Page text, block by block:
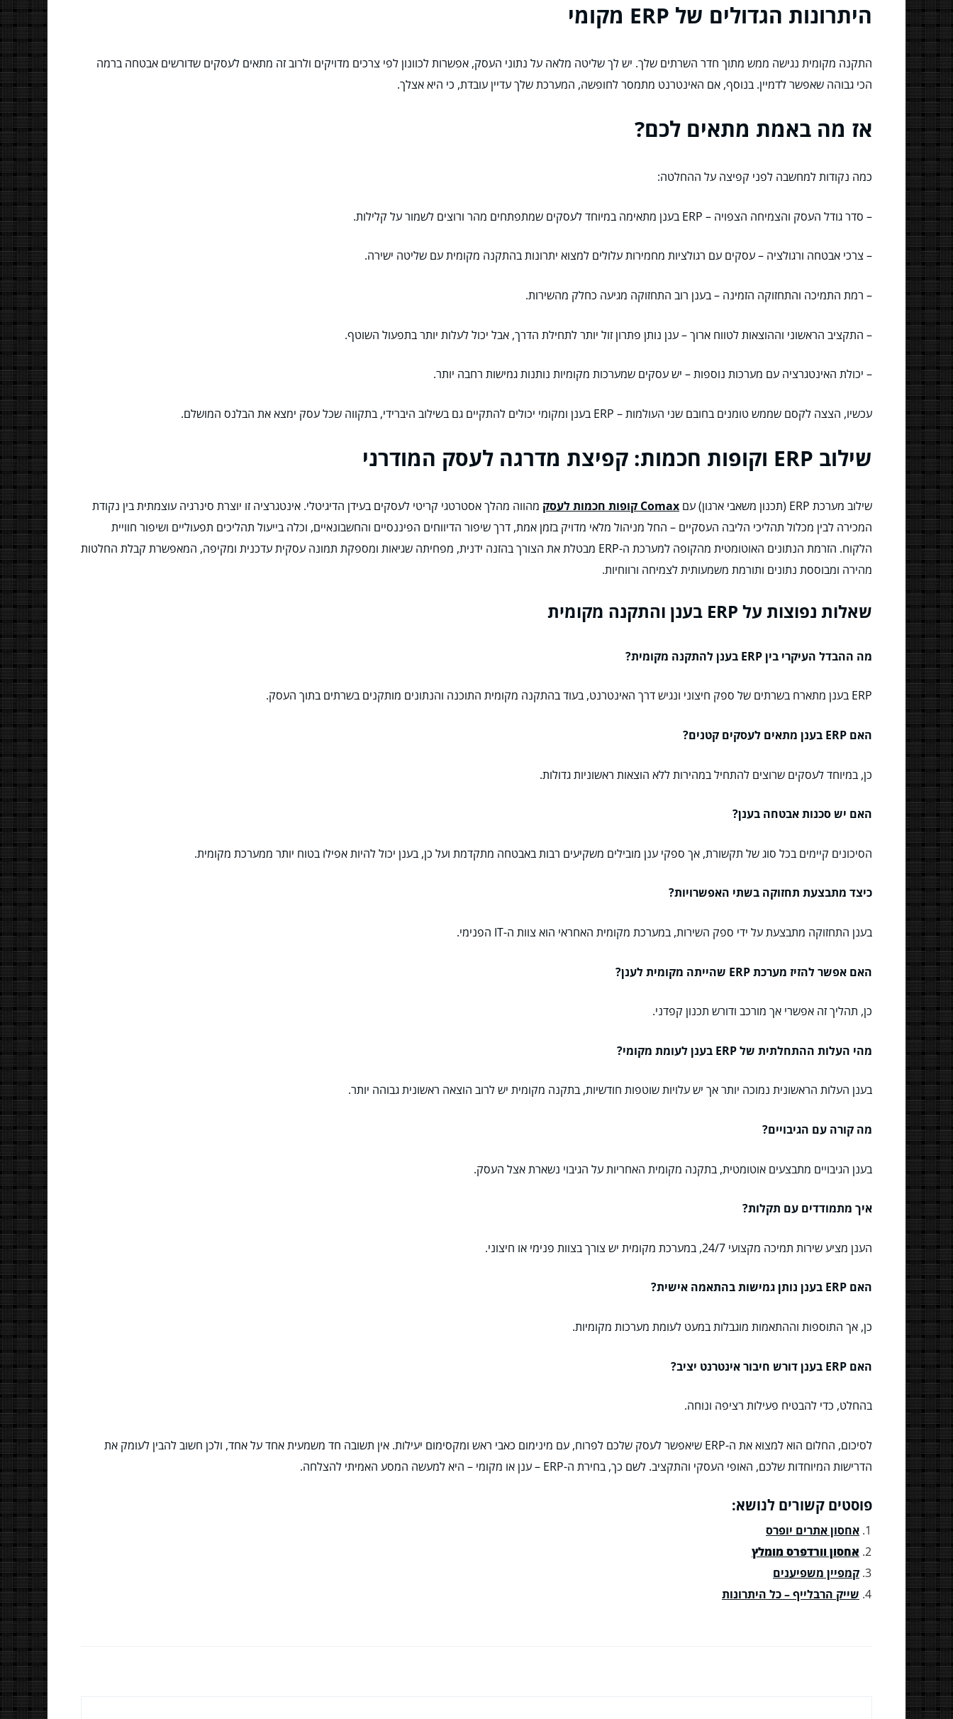
היתרונות הגדולים של ERP מקומי
התקנה מקומית נגישה ממש מתוך חדר השרתים שלך. יש לך שליטה מלאה על נתוני העסק, אפשרות לכוונון לפי צרכים מדויקים ולרוב זה מתאים לעסקים שדורשים אבטחה ברמה
הכי גבוהה שאפשר לדמיין. בנוסף, אם האינטרנט מתמסר לחופשה, המערכת שלך עדיין עובדת, כי היא אצלך.
אז מה באמת מתאים לכם?
כמה נקודות למחשבה לפני קפיצה על ההחלטה:
– סדר גודל העסק והצמיחה הצפויה – ERP בענן מתאימה במיוחד לעסקים שמתפתחים מהר ורוצים לשמור על קלילות.
– צרכי אבטחה ורגולציה – עסקים עם רגולציות מחמירות עלולים למצוא יתרונות בהתקנה מקומית עם שליטה ישירה.
– רמת התמיכה והתחזוקה הזמינה – בענן רוב התחזוקה מגיעה כחלק מהשירות.
– התקציב הראשוני וההוצאות לטווח ארוך – ענן נותן פתרון זול יותר לתחילת הדרך, אבל יכול לעלות יותר בתפעול השוטף.
– יכולת האינטגרציה עם מערכות נוספות – יש עסקים שמערכות מקומיות נותנות גמישות רחבה יותר.
עכשיו, הצצה לקסם שממש טומנים בחובם שני העולמות – ERP בענן ומקומי יכולים להתקיים גם בשילוב היברידי, בתקווה שכל עסק ימצא את הבלנס המושלם.
שילוב ERP וקופות חכמות: קפיצת מדרגה לעסק המודרני
שילוב מערכת ERP (תכנון משאבי ארגון) עם Comax קופות חכמות לעסק
מהווה מהלך אסטרטגי קריטי לעסקים בעידן הדיגיטלי. אינטגרציה זו יוצרת סינרגיה עוצמתית בין נקודת
המכירה לבין מכלול תהליכי הליבה העסקיים – החל מניהול מלאי מדויק בזמן אמת, דרך שיפור הדיווחים הפיננסיים והחשבונאיים, וכלה בייעול תהליכים תפעוליים ושיפור חוויית
הלקוח. הזרמת הנתונים האוטומטית מהקופה למערכת ה-ERP מבטלת את הצורך בהזנה ידנית, מפחיתה שגיאות ומספקת תמונה עסקית עדכנית ומקיפה, המאפשרת קבלת החלטות
מהירה ומבוססת נתונים ותורמת משמעותית לצמיחה ורווחיות.
שאלות נפוצות על ERP בענן והתקנה מקומית
מה ההבדל העיקרי בין ERP בענן להתקנה מקומית?
ERP בענן מתארח בשרתים של ספק חיצוני ונגיש דרך האינטרנט, בעוד בהתקנה מקומית התוכנה והנתונים מותקנים בשרתים בתוך העסק.
האם ERP בענן מתאים לעסקים קטנים?
כן, במיוחד לעסקים שרוצים להתחיל במהירות ללא הוצאות ראשוניות גדולות.
האם יש סכנות אבטחה בענן?
הסיכונים קיימים בכל סוג של תקשורת, אך ספקי ענן מובילים משקיעים רבות באבטחה מתקדמת ועל כן, בענן יכול להיות אפילו בטוח יותר ממערכת מקומית.
כיצד מתבצעת תחזוקה בשתי האפשרויות?
בענן התחזוקה מתבצעת על ידי ספק השירות, במערכת מקומית האחראי הוא צוות ה-IT הפנימי.
האם אפשר להזיז מערכת ERP שהייתה מקומית לענן?
כן, תהליך זה אפשרי אך מורכב ודורש תכנון קפדני.
מהי העלות ההתחלתית של ERP בענן לעומת מקומי?
בענן העלות הראשונית נמוכה יותר אך יש עלויות שוטפות חודשיות, בתקנה מקומית יש לרוב הוצאה ראשונית גבוהה יותר.
מה קורה עם הגיבויים?
בענן הגיבויים מתבצעים אוטומטית, בתקנה מקומית האחריות על הגיבוי נשארת אצל העסק.
איך מתמודדים עם תקלות?
הענן מציע שירות תמיכה מקצועי 24/7, במערכת מקומית יש צורך בצוות פנימי או חיצוני.
האם ERP בענן נותן גמישות בהתאמה אישית?
כן, אך התוספות וההתאמות מוגבלות במעט לעומת מערכות מקומיות.
האם ERP בענן דורש חיבור אינטרנט יציב?
בהחלט, כדי להבטיח פעילות רציפה ונוחה.
לסיכום, החלום הוא למצוא את ה-ERP שיאפשר לעסק שלכם לפרוח, עם מינימום כאבי ראש ומקסימום יעילות. אין תשובה חד משמעית אחד על אחד, ולכן חשוב להבין לעומק את
הדרישות המיוחדות שלכם, האופי העסקי והתקציב. לשם כך, בחירת ה-ERP – ענן או מקומי – היא למעשה המסע האמיתי להצלחה.
פוסטים קשורים לנושא:
אחסון אתרים יופרס
אחסון וורדפרס מומלץ
קמפיין משפיענים
שייק הרבלייף – כל היתרונות